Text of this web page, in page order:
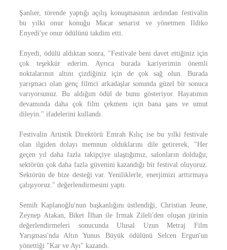
Şanlıer, törende yaptığı açılış konuşmasının ardından festivalin
bu yılki onur konuğu Macar senarist ve yönetmen Ildiko
Enyedi'ye onur ödülünü takdim etti.
Enyedi, ödülü aldıktan sonra, "Festivale beni davet ettiğiniz için
çok teşekkür ederim. Ayrıca burada kariyerimin önemli
noktalarının altını çizdiğiniz için de çok sağ olun. Burada
yarışmacı olan genç filmci arkadaşlar sonunda güzel bir sonuca
varıyorsunuz. Bu aldığım ödül de bunu gösteriyor. Hayatımın
devamında daha çok film çekmem için bana şans ve umut
dileyin." ifadelerini kullandı.
Festivalin Artistik Direktörü Emrah Kılıç ise bu yılki festivale
olan ilgiden dolayı memnun olduklarını dile getirerek, "Her
geçen yıl daha fazla takipçiye ulaştığımız, salonların dolduğu,
sektörün çok daha fazla güvenini kazandığı bir festival oluyoruz.
Sektörün de bize desteği var. Yeniliklerle, enerjimizi arttırmaya
çalışıyoruz." değerlendirmesini yaptı.
Semih Kaplanoğlu'nun başkanlığını üstlendiği, Christian Jeune,
Zeynep Atakan, Biket İlhan ile Irmak Zileli'den oluşan jürinin
değerlendirmeleri sonucunda Ulusal Uzun Metraj Film
Yarışması'nda Altın Yunus Büyük ödülünü Selcen Ergun'un
yönettiği "Kar ve Ayı" kazandı.